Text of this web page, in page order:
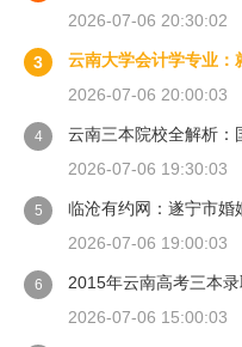
2026-07-06 20:30:02
3
云南大学会计学专业：
2026-07-06 20:00:03
4
云南三本院校全解析：
2026-07-06 19:30:03
5
临沧有约网：遂宁市婚
2026-07-06 19:00:03
6
2015年云南高考三本
2026-07-06 15:00:03